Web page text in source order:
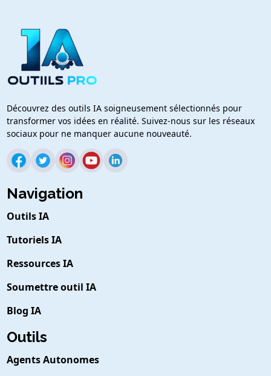
Découvrez des outils IA soigneusement sélectionnés pour
transformer vos idées en réalité. Suivez-nous sur les réseaux
sociaux pour ne manquer aucune nouveauté.
Navigation
Outils IA
Tutoriels IA
Ressources IA
Soumettre outil IA
Blog IA
Outils
Agents Autonomes